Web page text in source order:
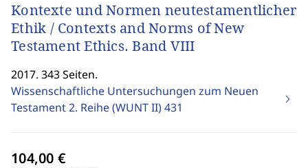
Kontexte und Normen neutestamentlicher
Ethik / Contexts and Norms of New
Testament Ethics. Band VIII
2017. 343 Seiten.
Wissenschaftliche Untersuchungen zum Neuen
Testament 2. Reihe (WUNT II)431